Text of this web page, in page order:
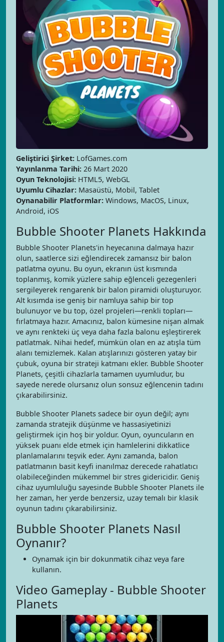
Geliştirici Şirket: LofGames.com
Yayınlanma Tarihi: 26 Mart 2020
Oyun Teknolojisi: HTML5, WebGL
Uyumlu Cihazlar: Masaüstü, Mobil, Tablet
Oynanabilir Platformlar: Windows, MacOS, Linux,
Android, iOS
Bubble Shooter Planets Hakkında
Bubble Shooter Planets'in heyecanına dalmaya hazır
olun, saatlerce sizi eğlendirecek zamansız bir balon
patlatma oyunu. Bu oyun, ekranın üst kısmında
toplanmış, komik yüzlere sahip eğlenceli gezegenleri
sergileyerek rengarenk bir balon piramidi oluşturuyor.
Alt kısımda ise geniş bir namluya sahip bir top
bulunuyor ve bu top, özel projeleri—renkli topları—
fırlatmaya hazır. Amacınız, balon kümesine nişan almak
ve aynı renkteki üç veya daha fazla balonu eşleştirerek
patlatmak. Nihai hedef, mümkün olan en az atışla tüm
alanı temizlemek. Kalan atışlarınızı gösteren yatay bir
çubuk, oyuna bir strateji katmanı ekler. Bubble Shooter
Planets, çeşitli cihazlarla tamamen uyumludur, bu
sayede nerede olursanız olun sonsuz eğlencenin tadını
çıkarabilirsiniz.
Bubble Shooter Planets sadece bir oyun değil; aynı
zamanda stratejik düşünme ve hassasiyetinizi
geliştirmek için hoş bir yoldur. Oyun, oyuncuların en
yüksek puanı elde etmek için hamlelerini dikkatlice
planlamalarını teşvik eder. Aynı zamanda, balon
patlatmanın basit keyfi inanılmaz derecede rahatlatıcı
olabileceğinden mükemmel bir stres gidericidir. Geniş
cihaz uyumluluğu sayesinde Bubble Shooter Planets ile
her zaman, her yerde benzersiz, uzay temalı bir klasik
oyunun tadını çıkarabilirsiniz.
Bubble Shooter Planets Nasıl
Oynanır?
Oynamak için bir dokunmatik cihaz veya fare
kullanın.
Video Gameplay - Bubble Shooter
Planets